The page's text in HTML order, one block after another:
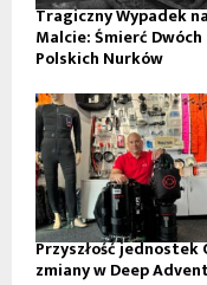
Tragiczny Wypadek
Malcie: Śmierć Dwóch
Polskich Nurków
Przyszłość jednostek
zmiany w Deep